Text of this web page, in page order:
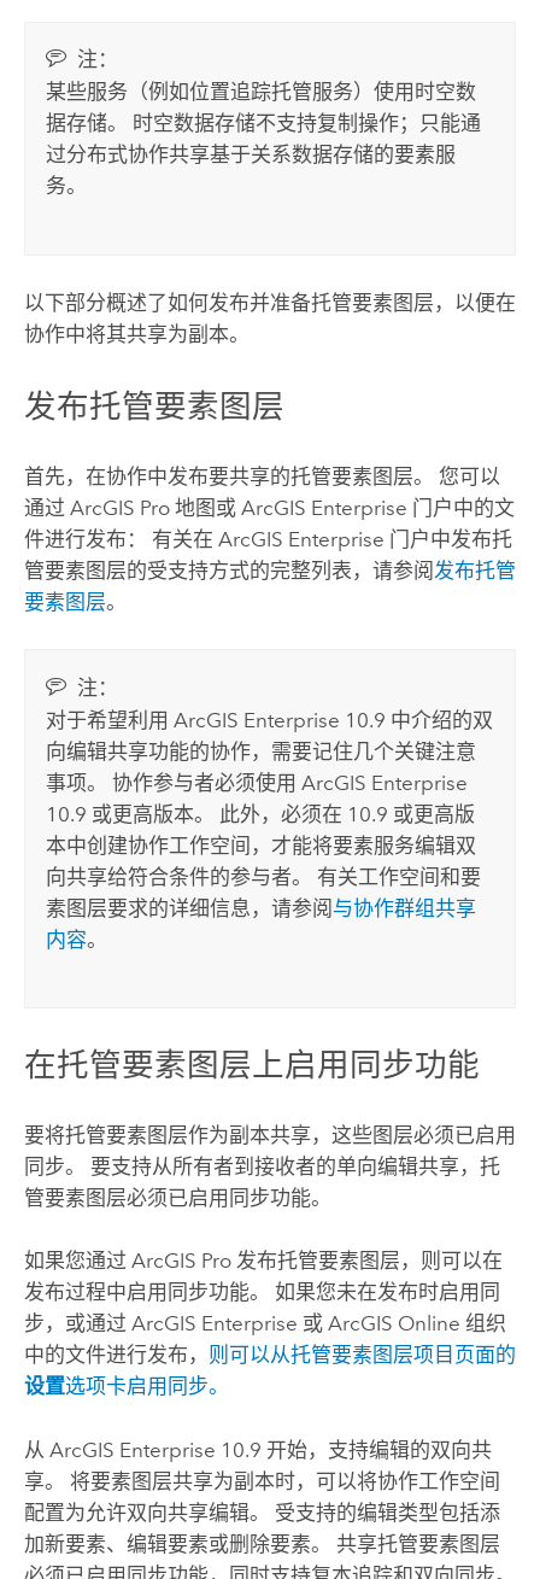
注：
某些服务（例如位置追踪托管服务）使用时空数
据存储。 时空数据存储不支持复制操作；只能通
过分布式协作共享基于关系数据存储的要素服
务。
以下部分概述了如何发布并准备托管要素图层，以便在
协作中将其共享为副本。
发布托管要素图层
首先，在协作中发布要共享的托管要素图层。 您可以
通过 ArcGIS Pro地图或 ArcGIS Enterprise 门户中的文
件进行发布： 有关在 ArcGIS Enterprise 门户中发布托
管要素图层的受支持方式的完整列表，请参阅发布托管
要素图层。
注：
对于希望利用ArcGIS Enterprise 10.9 中介绍的双
向编辑共享功能的协作，需要记住几个关键注意
事项。 协作参与者必须使用ArcGIS Enterprise
10.9 或更高版本。 此外，必须在 10.9 或更高版
本中创建协作工作空间，才能将要素服务编辑双
向共享给符合条件的参与者。 有关工作空间和要
素图层要求的详细信息，请参阅与协作群组共享
内容。
在托管要素图层上启用同步功能
要将托管要素图层作为副本共享，这些图层必须已启用
同步。 要支持从所有者到接收者的单向编辑共享，托
管要素图层必须已启用同步功能。
如果您通过 ArcGIS Pro发布托管要素图层，则可以在
发布过程中启用同步功能。
如果您未在发布时启用同
步，或通过 ArcGIS Enterprise 或 ArcGIS Online 组织
中的文件进行发布， 则可以从托管要素图层项目页面的
设置选项卡启用同步。
从 ArcGIS Enterprise 10.9 开始，支持编辑的双向共
享。 将要素图层共享为副本时，可以将协作工作空间
配置为允许双向共享编辑。 受支持的编辑类型包括添
加新要素、编辑要素或删除要素。 共享托管要素图层